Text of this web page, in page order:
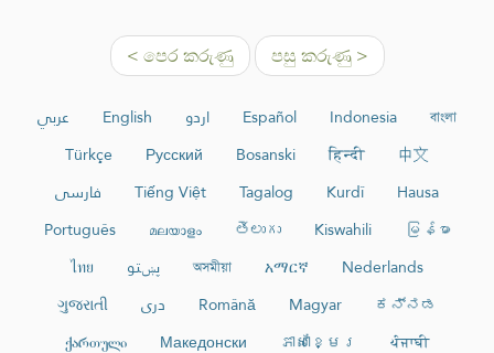
< පෙර කරුණු පසු කරුණු >
عربي English اردو Español Indonesia
বাংলা
Türkçe
Русский Bosanski हिन्दी
中文
فارسی
Tiếng Việt Tagalog Kurdî
Hausa
Português
മലയാളം తెలుగు Kiswahili
မြန်မာ
ไทย
پښتو অসমীয়া አማርኛ
Nederlands
ગુજરાતી
دری Română Magyar
ಕನ್ನಡ
ქართული
Македонски ភាសាខ្មែរ
ਪੰਜਾਬੀ